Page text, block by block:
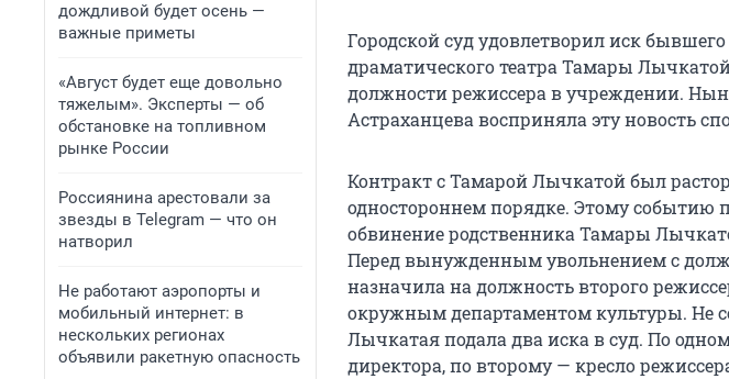
дождливой будет осень —
важные приметы
«Август будет еще довольно
тяжелым». Эксперты — об
обстановке на топливном
рынке России
Россиянина арестовали за
звезды в Telegram — что он
натворил
Не работают аэропорты и
мобильный интернет: в
нескольких регионах
объявили ракетную опасность
Городской суд удовлетворил иск
драматического театра Тамары
должности режиссера в учреждении.
Астраханцева восприняла эту новость
Контракт с Тамарой Лычкатой был
одностороннем порядке. Этому событию
обвинение родственника Тамары
Перед вынужденным увольнением с
назначила на должность второго
окружным департаментом культуры. Не
Лычкатая подала два иска в суд. По
директора, по второму — кресло